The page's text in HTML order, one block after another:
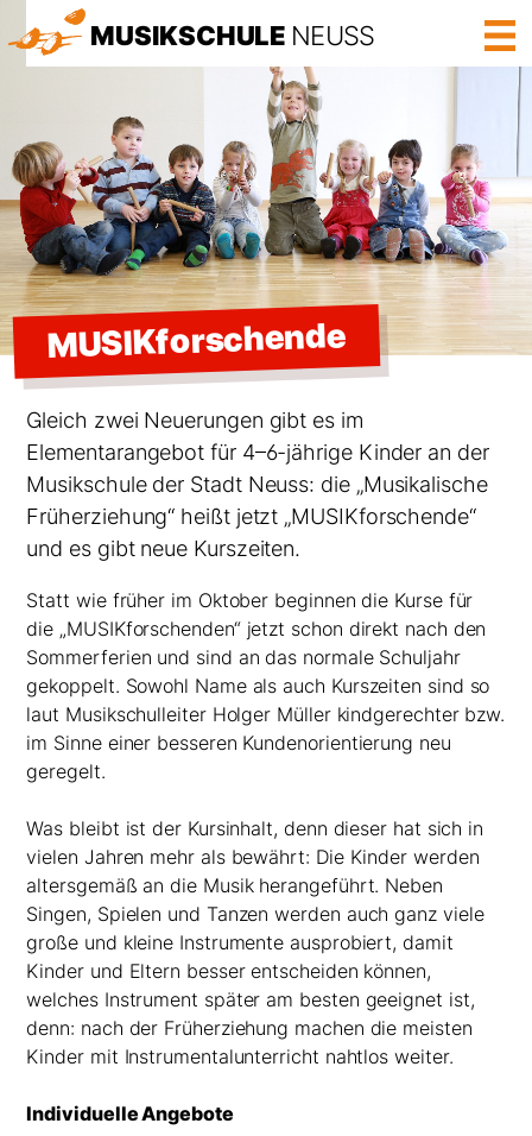
MUSIKSCHULE NEUSS
MUSIKforschende
Gleich zwei Neuerungen gibt es im
Elementarangebot für 4–6-jährige Kinder an der
Musikschule der Stadt Neuss: die „Musikalische
Früherziehung“ heißt jetzt „MUSIKforschende“
und es gibt neue Kurszeiten.
Statt wie früher im Oktober beginnen die Kurse für
die „MUSIKforschenden“ jetzt schon direkt nach den
Sommerferien und sind an das normale Schuljahr
gekoppelt. Sowohl Name als auch Kurszeiten sind so
laut Musikschulleiter Holger Müller kindgerechter bzw.
im Sinne einer besseren Kundenorientierung neu
geregelt.
Was bleibt ist der Kursinhalt, denn dieser hat sich in
vielen Jahren mehr als bewährt: Die Kinder werden
altersgemäß an die Musik herangeführt. Neben
Singen, Spielen und Tanzen werden auch ganz viele
große und kleine Instrumente ausprobiert, damit
Kinder und Eltern besser entscheiden können,
welches Instrument später am besten geeignet ist,
denn: nach der Früherziehung machen die meisten
Kinder mit Instrumentalunterricht nahtlos weiter.
Individuelle Angebote